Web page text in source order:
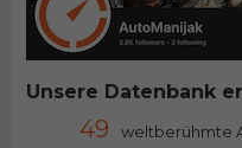
Unsere Datenbank
49 weltberühmte